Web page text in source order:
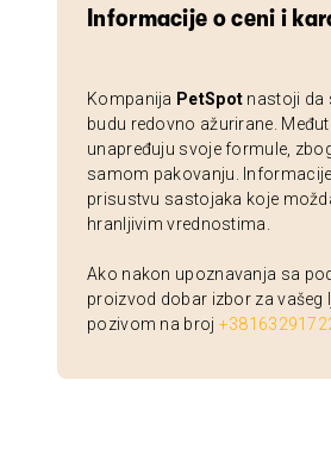
Informacije o ceni i
Kompanija PetSpot nastoji da
budu redovno ažurirane.
unapređuju svoje formule,
samom pakovanju.
prisustvu sastojaka koje
hranljivim vrednostima.
Ako nakon upoznavanja sa
proizvod dobar izbor za vašeg
pozivom na broj